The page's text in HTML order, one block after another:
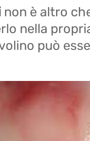
non è altro
nella
può